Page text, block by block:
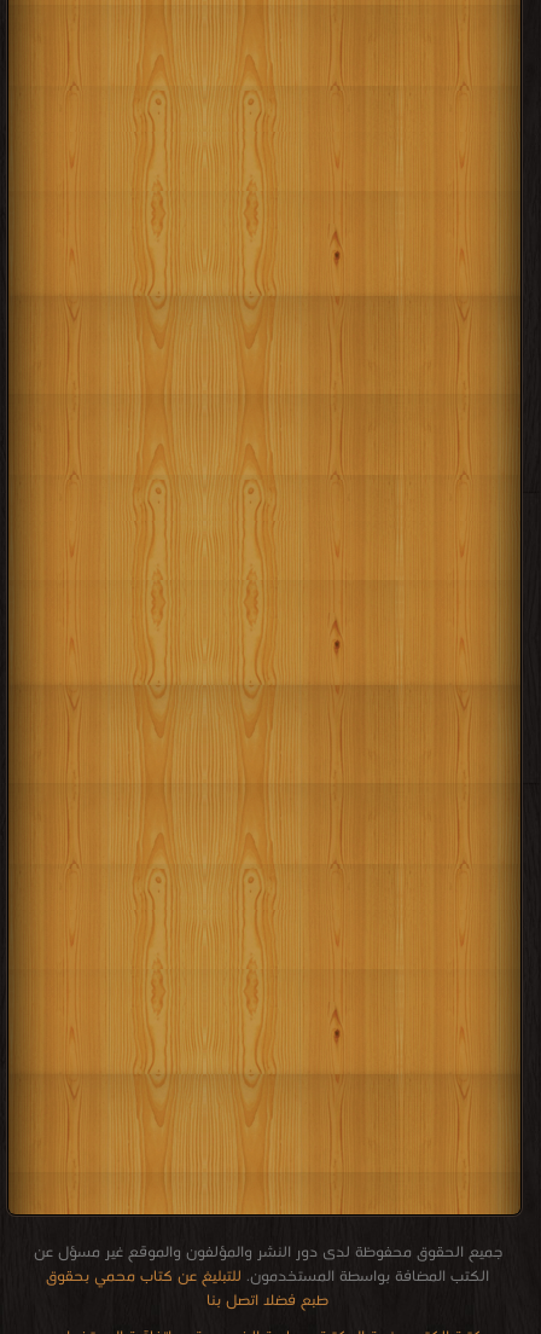
جميع الحقوق محفوظة لدى دور النشر والمؤلفون والموقع غير مسؤل عن
الكتب المضافة بواسطة المستخدمون. للتبليغ عن كتاب محمي بحقوق
طبع فضلا اتصل بنا